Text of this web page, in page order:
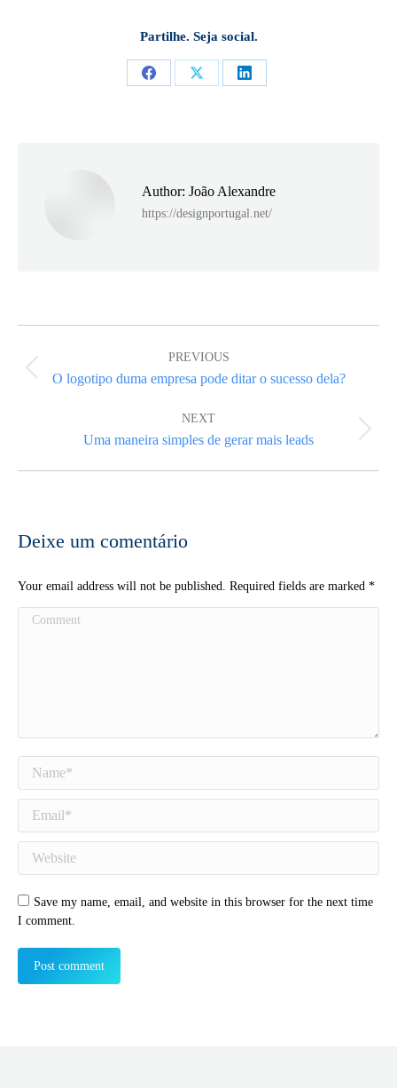
Partilhe. Seja social.
Share
Share
Share
Author: João Alexandre
https://designportugal.net/
navigation
PREVIOUS
Previous
post:
O logotipo duma empresa pode ditar o sucesso dela?
NEXT
Next
Uma maneira simples de gerar mais leads
Deixe um comentário
Your email address will not be published. Required fields are marked *
Comment
Save my name, email, and website in this browser for the next time
I comment.
Post comment